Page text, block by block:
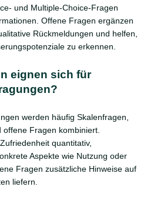
und Multiple-Choice-Fragen
Offene Fragen ergänzen
Rückmeldungen und helfen,
zu erkennen.
eignen sich für
werden häufig Skalenfragen,
Fragen kombiniert.
quantitativ,
Aspekte wie Nutzung oder
Fragen zusätzliche Hinweise auf
liefern.